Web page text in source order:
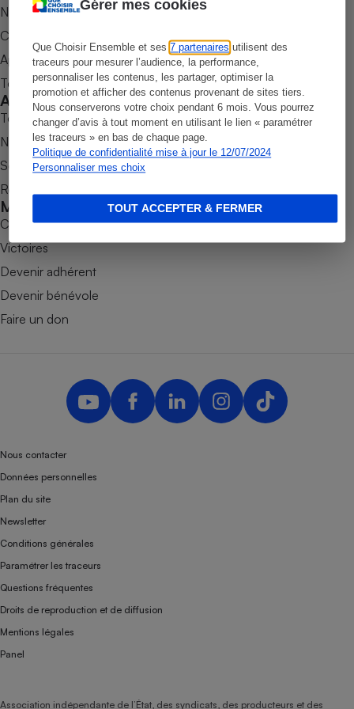
Gérer mes cookies
Que Choisir Ensemble et ses7 partenaires utilisent des
traceurs pour mesurer l’audience, la performance,
personnaliser les contenus, les partager, optimiser la
promotion et afficher des contenus provenant de sites tiers.
Nous conserverons votre choix pendant 6 mois. Vous pourrez
changer d’avis à tout moment en utilisant le lien « paramétrer
les traceurs » en bas de chaque page.
Politique de confidentialité mise à jour le 12/07/2024
Personnaliser mes choix
TOUT ACCEPTER & FERMER
alimentaire
Assurance emprunteur
Plaque de cuisson à
induction
Téléviseur
Smartphone
Matelas
Mutuelle
Antimoustique
Nos newsletters
Commander une parution
Appli Quel Produit
Tous nos tests de produits
Accompagner
Tous nos comparateurs
Nos services
Soumettre un litige
Rencontrer une association locale
Mobiliser
Combats
Victoires
Devenir adhérent
Devenir bénévole
Faire un don
Nous contacter
Données personnelles
Plan du site
Newsletter
Conditions générales
Paramétrer les traceurs
Questions fréquentes
Droits de reproduction et de diffusion
Mentions légales
Panel
Association indépendante de l’État, des syndicats, des producteurs et des